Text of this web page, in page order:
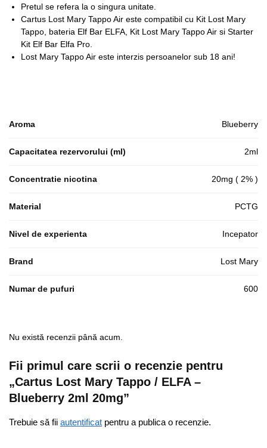
Pretul se refera la o singura unitate.
Cartus Lost Mary Tappo Air este compatibil cu Kit Lost Mary
Tappo, bateria Elf Bar ELFA, Kit Lost Mary Tappo Air si Starter
Kit Elf Bar Elfa Pro.
Lost Mary Tappo Air este interzis persoanelor sub 18 ani!
Aroma Blueberry
Capacitatea rezervorului (ml) 2ml
Concentratie nicotina 20mg ( 2% )
Material PCTG
Nivel de experienta Incepator
Brand Lost Mary
Numar de pufuri 600
Nu există recenzii până acum.
Fii primul care scrii o recenzie pentru
„Cartus Lost Mary Tappo / ELFA –
Blueberry 2ml 20mg”
Trebuie să fii autentificat pentru a publica o recenzie.